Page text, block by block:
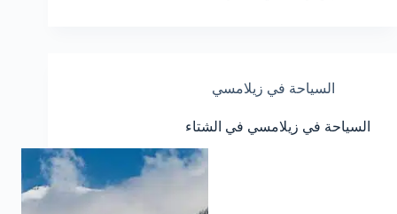
السياحة في زيلامسي
السياحة في زيلامسي في الشتاء